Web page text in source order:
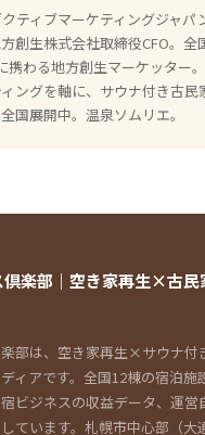
ティブマーケティングジャパ
創生株式会社取締役CFO。全
携わる地方創生マーケッター
ングを軸に、サウナ付き古民
全国展開中。温泉ソムリエ。
倶楽部｜空き家再生×古民
部は、空き家再生×サウナ付
ィアです。全国12棟の宿泊施
ビジネスの収益データ、運営
ています。札幌市中心部（大